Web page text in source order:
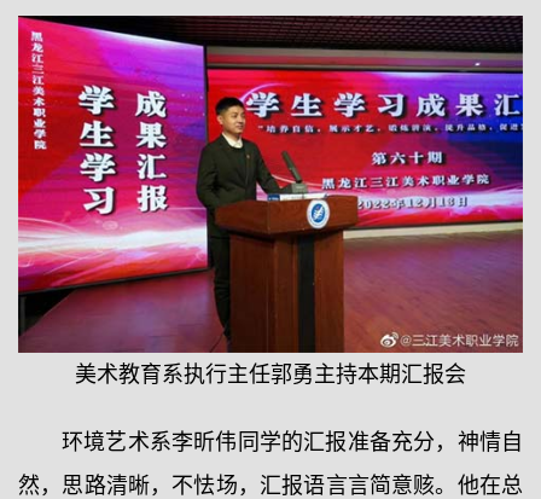
美术教育系执行主任郭勇主持本期汇报会
环境艺术系李昕伟同学的汇报准备充分，神情自
然，思路清晰，不怯场，汇报语言言简意赅。他在总